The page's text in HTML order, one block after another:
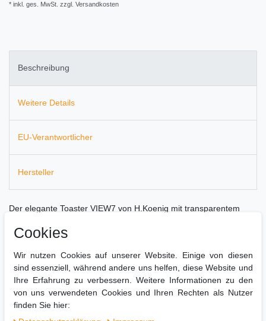
* inkl. ges. MwSt. zzgl. Versandkosten
Beschreibung
Weitere Details
EU-Verantwortlicher
Hersteller
Der elegante Toaster VIEW7 von H.Koenig mit transparentem
Automatische Abschaltung und das herausnehmbare Krümelfach
Der formschöne Toaster bietet Ihnen:
Toaster mit transparentem Fenster
Cookies
Wir nutzen Cookies auf unserer Website. Einige von diesen
sind essenziell, während andere uns helfen, diese Website und
Ihre Erfahrung zu verbessern. Weitere Informationen zu den
von uns verwendeten Cookies und Ihren Rechten als Nutzer
finden Sie hier: